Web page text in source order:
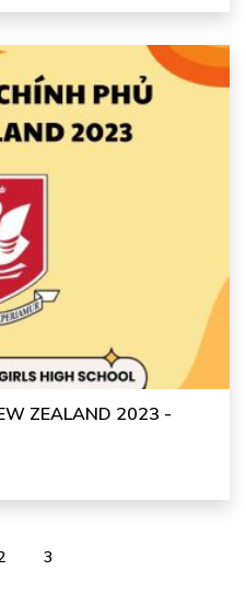
ZEALAND 2023 -
3